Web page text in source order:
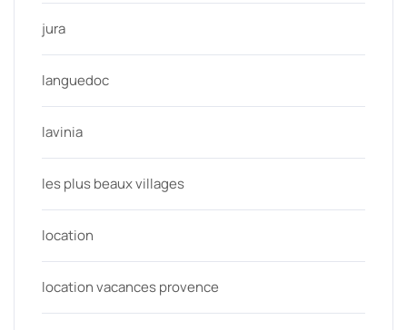
jura
languedoc
lavinia
les plus beaux villages
location
location vacances provence